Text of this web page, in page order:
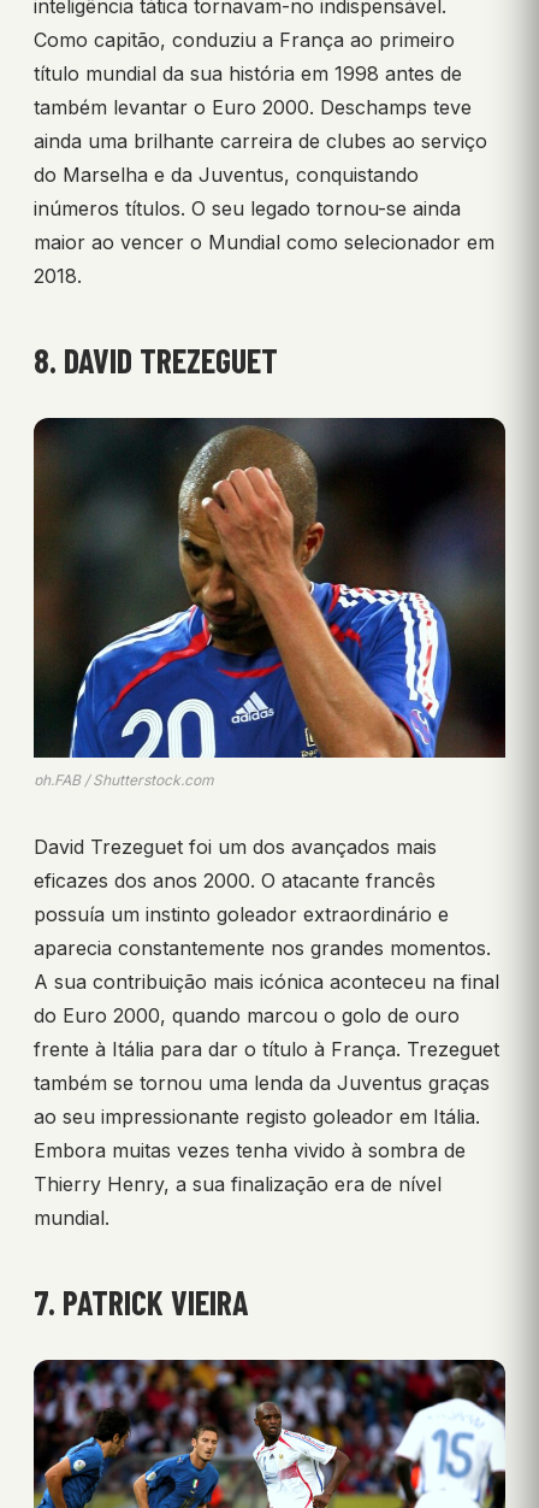
inteligência tática tornavam-no indispensável.
Como capitão, conduziu a França ao primeiro
título mundial da sua história em 1998 antes de
também levantar o Euro 2000. Deschamps teve
ainda uma brilhante carreira de clubes ao serviço
do Marselha e da Juventus, conquistando
inúmeros títulos. O seu legado tornou-se ainda
maior ao vencer o Mundial como selecionador em
2018.
8. DAVID TREZEGUET
ph.FAB / Shutterstock.com
David Trezeguet foi um dos avançados mais
eficazes dos anos 2000. O atacante francês
possuía um instinto goleador extraordinário e
aparecia constantemente nos grandes momentos.
A sua contribuição mais icónica aconteceu na final
do Euro 2000, quando marcou o golo de ouro
frente à Itália para dar o título à França. Trezeguet
também se tornou uma lenda da Juventus graças
ao seu impressionante registo goleador em Itália.
Embora muitas vezes tenha vivido à sombra de
Thierry Henry, a sua finalização era de nível
mundial.
7. PATRICK VIEIRA